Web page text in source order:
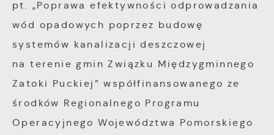
pt. „Poprawa efektywności odprowadzania
wód opadowych poprzez budowę
systemów kanalizacji deszczowej
na terenie gmin Związku Międzygminnego
Zatoki Puckiej” współfinansowanego ze
środków Regionalnego Programu
Operacyjnego Województwa Pomorskiego